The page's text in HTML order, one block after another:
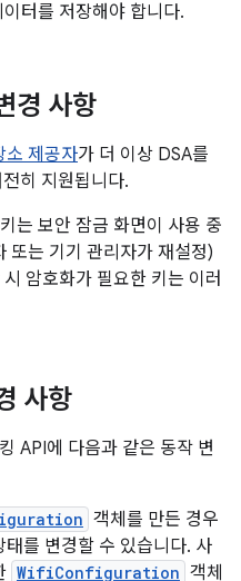
터를 저장해야 합니다.
사항
소 제공자가 더 이상 DSA를
히 지원됩니다.
는 보안 잠금 화면이 사용 중
또는 기기 관리자가 재설정)
암호화가 필요한 키는 이러
사항
API에 다음과 같은 동작 변
객체를 만든 경우
를 변경할 수 있습니다. 사
WifiConfiguration 객체